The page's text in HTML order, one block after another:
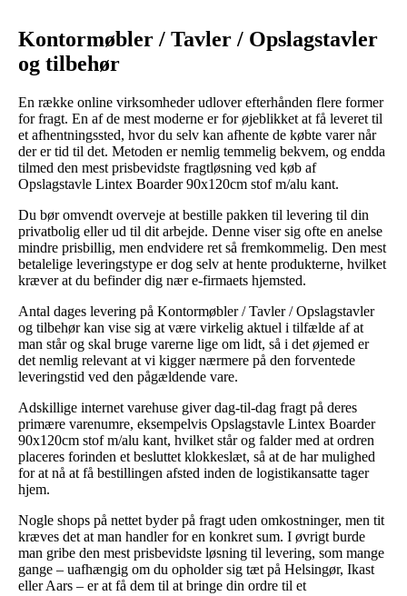
Kontormøbler / Tavler / Opslagstavler
og tilbehør
En række online virksomheder udlover efterhånden flere former
for fragt. En af de mest moderne er for øjeblikket at få leveret til
et afhentningssted, hvor du selv kan afhente de købte varer når
der er tid til det. Metoden er nemlig temmelig bekvem, og endda
tilmed den mest prisbevidste fragtløsning ved køb af
Opslagstavle Lintex Boarder 90x120cm stof m/alu kant.
Du bør omvendt overveje at bestille pakken til levering til din
privatbolig eller ud til dit arbejde. Denne viser sig ofte en anelse
mindre prisbillig, men endvidere ret så fremkommelig. Den mest
betalelige leveringstype er dog selv at hente produkterne, hvilket
kræver at du befinder dig nær e-firmaets hjemsted.
Antal dages levering på Kontormøbler / Tavler / Opslagstavler
og tilbehør kan vise sig at være virkelig aktuel i tilfælde af at
man står og skal bruge varerne lige om lidt, så i det øjemed er
det nemlig relevant at vi kigger nærmere på den forventede
leveringstid ved den pågældende vare.
Adskillige internet varehuse giver dag-til-dag fragt på deres
primære varenumre, eksempelvis Opslagstavle Lintex Boarder
90x120cm stof m/alu kant, hvilket står og falder med at ordren
placeres forinden et besluttet klokkeslæt, så at de har mulighed
for at nå at få bestillingen afsted inden de logistikansatte tager
hjem.
Nogle shops på nettet byder på fragt uden omkostninger, men tit
kræves det at man handler for en konkret sum. I øvrigt burde
man gribe den mest prisbevidste løsning til levering, som mange
gange – uafhængig om du opholder sig tæt på Helsingør, Ikast
eller Aars – er at få dem til at bringe din ordre til et